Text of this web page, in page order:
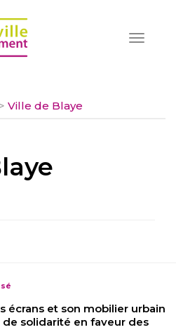
Toggle
> Ville de Blaye
écrans et son mobilier urbain
solidarité en faveur des